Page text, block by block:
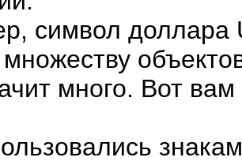
символ доллара
много. Вот